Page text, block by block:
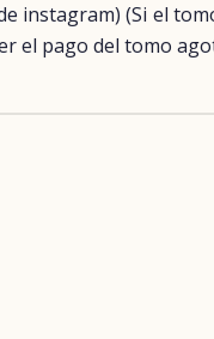
instagram) (Si el
el pago del tomo